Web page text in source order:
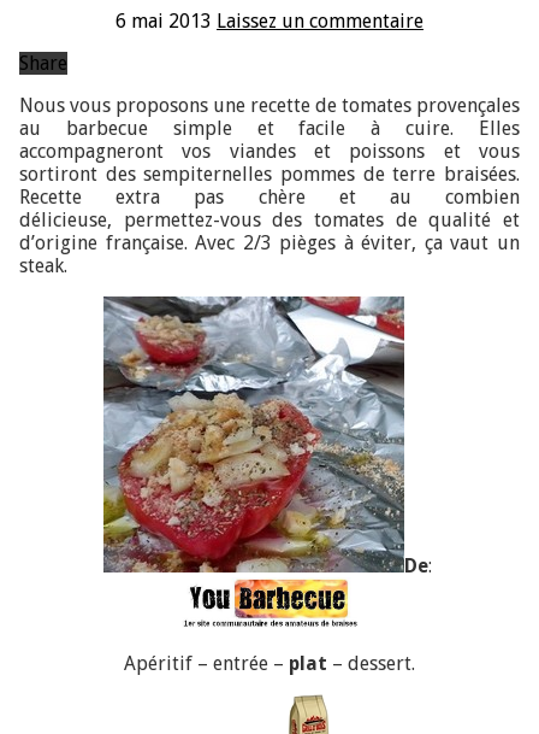
6 mai 2013 Laissez un commentaire
Share
Nous vous proposons une recette de tomates provençales
au barbecue simple et facile à cuire. Elles
accompagneront vos viandes et poissons et vous
sortiront des sempiternelles pommes de terre braisées.
Recette extra pas chère et au combien
délicieuse, permettez-vous des tomates de qualité et
d’origine française. Avec 2/3 pièges à éviter, ça vaut un
steak.
De:
Apéritif – entrée – plat – dessert.